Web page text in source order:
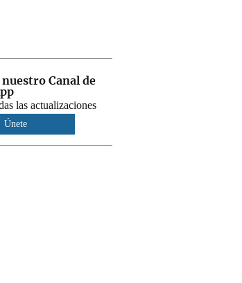
Canal de
las actualizaciones
Únete